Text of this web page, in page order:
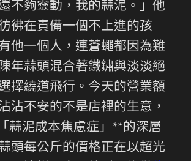
不夠靈動，我的蒜泥。」他
彿在責備一個不上進的孩
他一個人，連蒼蠅都因為難
年蒜頭混合著鐵鏽與淡淡絕
擇繞道飛行。今天的營業額
沾不安的不是店裡的生意，
蒜泥成本焦慮症」**的深層
頭每公斤的價格正在以超光